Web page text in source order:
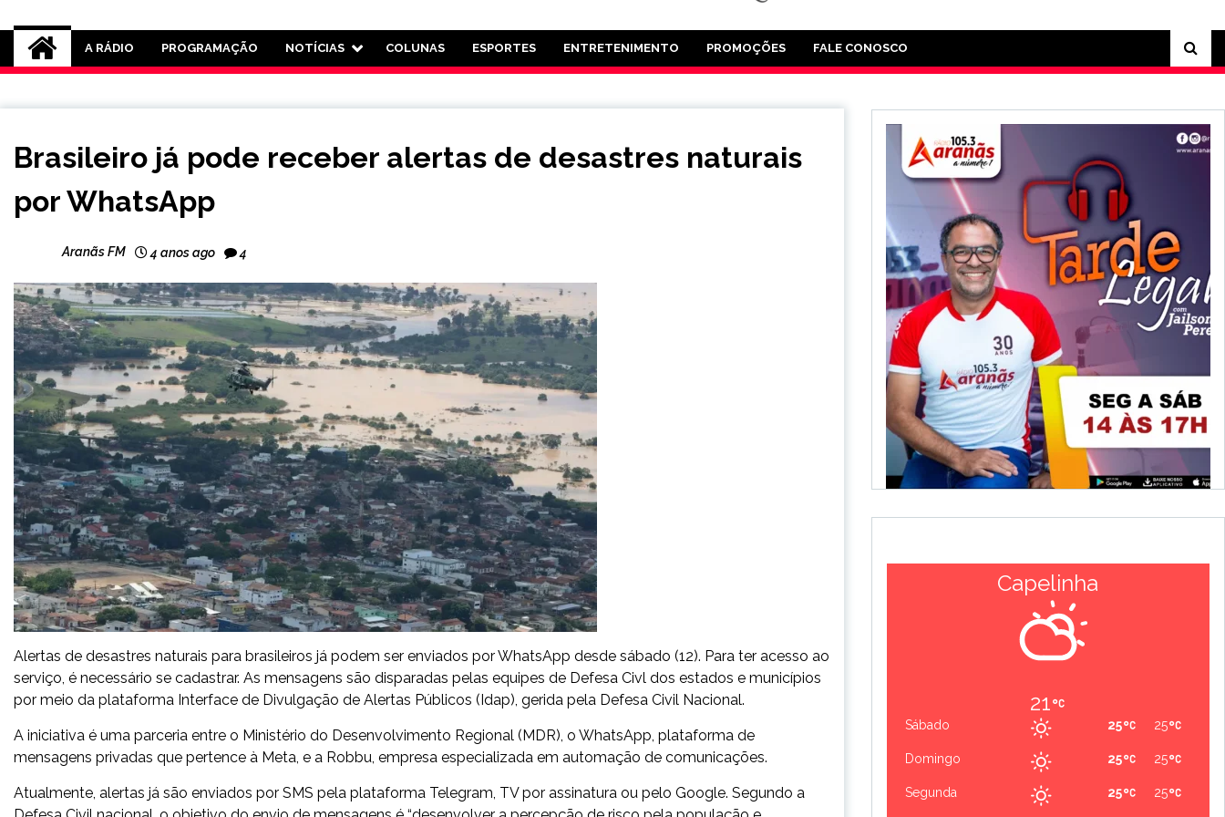
Rádio Aranãs 105.3
A RÁDIO PROGRAMAÇÃO NOTÍCIAS COLUNAS ESPORTES ENTRETENIMENTO PROMOÇÕES FALE CONOSCO
NOTÍCIAS
Brasileiro já pode receber alertas de desastres naturais
por WhatsApp
Aranãs FM 4 anos ago 4
Alertas de desastres naturais para brasileiros já podem ser enviados por WhatsApp desde sábado (12). Para ter acesso ao
serviço, é necessário se cadastrar. As mensagens são disparadas pelas equipes de Defesa Civl dos estados e municípios
por meio da plataforma Interface de Divulgação de Alertas Públicos (Idap), gerida pela Defesa Civil Nacional.
A iniciativa é uma parceria entre o Ministério do Desenvolvimento Regional (MDR), o WhatsApp, plataforma de
mensagens privadas que pertence à Meta, e a Robbu, empresa especializada em automação de comunicações.
Atualmente, alertas já são enviados por SMS pela plataforma Telegram, TV por assinatura ou pelo Google. Segundo a
Capelinha
21
Sábado 25
25
Domingo 25
25
Segunda 25
25